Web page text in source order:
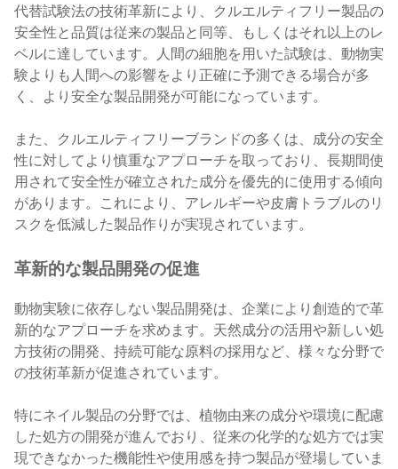
代替試験法の技術革新により、クルエルティフリー製品の
安全性と品質は従来の製品と同等、もしくはそれ以上のレ
ベルに達しています。人間の細胞を用いた試験は、動物実
験よりも人間への影響をより正確に予測できる場合が多
く、より安全な製品開発が可能になっています。
また、クルエルティフリーブランドの多くは、成分の安全
性に対してより慎重なアプローチを取っており、長期間使
用されて安全性が確立された成分を優先的に使用する傾向
があります。これにより、アレルギーや皮膚トラブルのリ
スクを低減した製品作りが実現されています。
革新的な製品開発の促進
動物実験に依存しない製品開発は、企業により創造的で革
新的なアプローチを求めます。天然成分の活用や新しい処
方技術の開発、持続可能な原料の採用など、様々な分野で
の技術革新が促進されています。
特にネイル製品の分野では、植物由来の成分や環境に配慮
した処方の開発が進んでおり、従来の化学的な処方では実
現できなかった機能性や使用感を持つ製品が登場していま